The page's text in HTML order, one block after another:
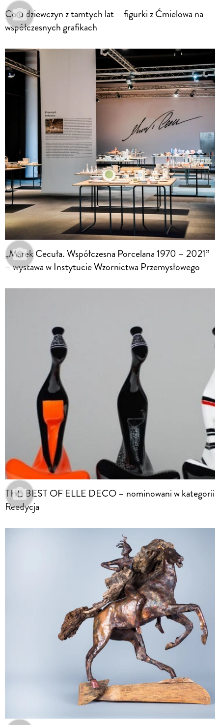
Co u dziewczyn z tamtych lat – figurki z Ćmielowa na
współczesnych grafikach
„Marek Cecuła. Współczesna Porcelana 1970 – 2021”
– wystawa w Instytucie Wzornictwa Przemysłowego
THE BEST OF ELLE DECO – nominowani w kategorii
Reedycja